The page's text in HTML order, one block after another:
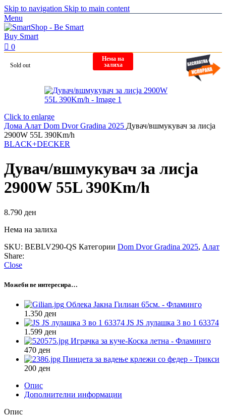
Skip to navigation Skip to main content
Menu
0
Sold out
Нема на
залиха
Click to enlarge
Дома Алат Dom Dvor Gradina 2025 Дувач/вшмукувач за лисја
2900W 55L 390Km/h
BLACK+DECKER
Дувач/вшмукувач за лисја
2900W 55L 390Km/h
8.790 ден
Нема на залиха
SKU: BEBLV290-QS Категории Dom Dvor Gradina 2025, Алат
Share:
Close
Можеби ве интересира…
Облека Јакна Гилиан 65см. - Фламинго
1.350 ден
JS JS лулашка 3 во 1 63374
1.599 ден
Играчка за куче-Коска летна - Фламинго
470 ден
Пинцета за вадење крлежи со федер - Трикси
200 ден
Опис
Дополнителни информации
Опис